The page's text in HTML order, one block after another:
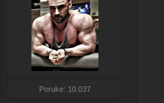
Poruke: 10.037